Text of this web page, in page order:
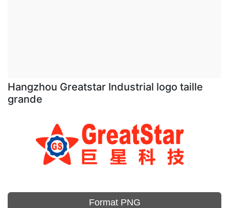
Hangzhou Greatstar Industrial logo taille
grande
Format PNG